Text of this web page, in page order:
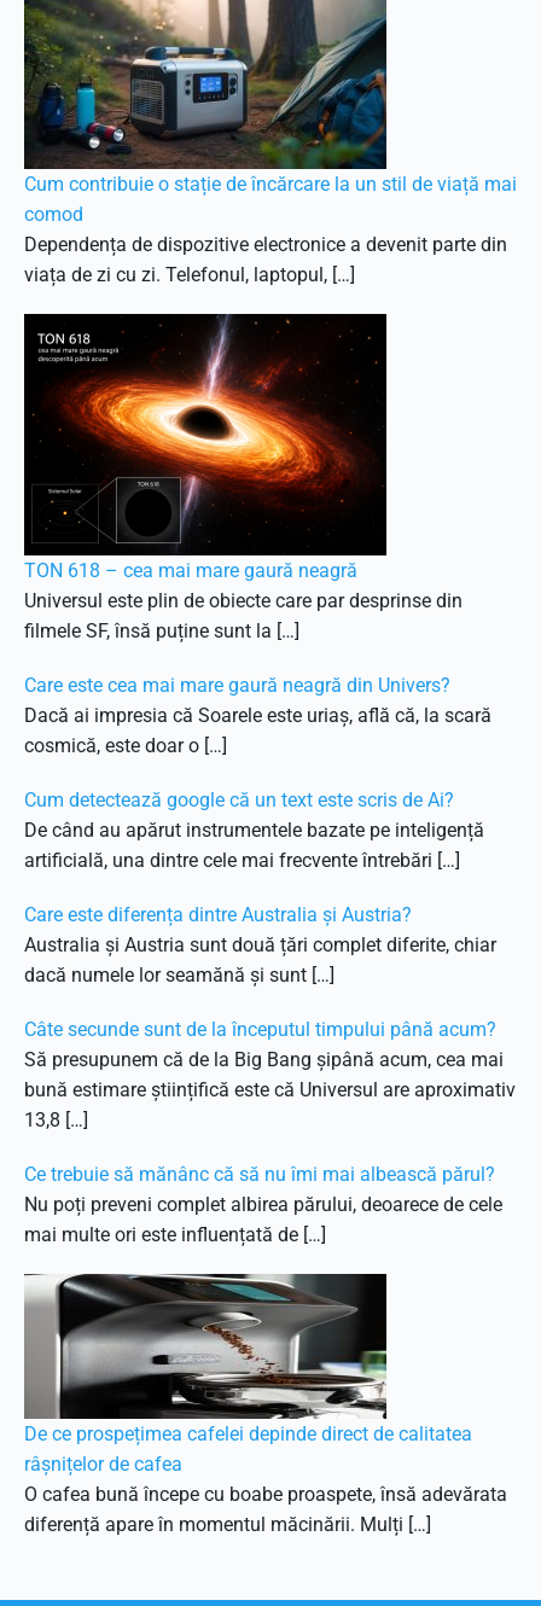
Cum contribuie o stație de încărcare la un stil de viață mai
comod
Dependența de dispozitive electronice a devenit parte din
viața de zi cu zi. Telefonul, laptopul, […]
TON 618 – cea mai mare gaură neagră
Universul este plin de obiecte care par desprinse din
filmele SF, însă puține sunt la […]
Care este cea mai mare gaură neagră din Univers?
Dacă ai impresia că Soarele este uriaș, află că, la scară
cosmică, este doar o […]
Cum detectează google că un text este scris de Ai?
De când au apărut instrumentele bazate pe inteligență
artificială, una dintre cele mai frecvente întrebări […]
Care este diferența dintre Australia și Austria?
Australia și Austria sunt două țări complet diferite, chiar
dacă numele lor seamănă și sunt […]
Câte secunde sunt de la începutul timpului până acum?
Să presupunem că de la Big Bang șipână acum, cea mai
bună estimare științifică este că Universul are aproximativ
13,8 […]
Ce trebuie să mănânc că să nu îmi mai albească părul?
Nu poți preveni complet albirea părului, deoarece de cele
mai multe ori este influențată de […]
De ce prospețimea cafelei depinde direct de calitatea
râșnițelor de cafea
O cafea bună începe cu boabe proaspete, însă adevărata
diferență apare în momentul măcinării. Mulți […]